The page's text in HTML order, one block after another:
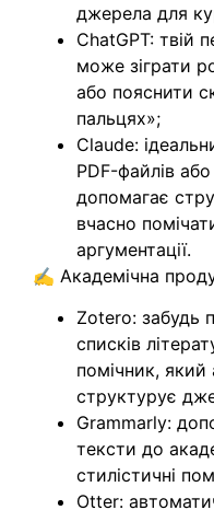
джерела для
ChatGPT: твій
може зіграти
або пояснити
пальцях»;
Claude:
PDF-файлів
допомагає
вчасно
аргументації.
✍️ Академічна
Zotero: забудь
списків
помічник,
структурує
Grammarly:
тексти до
стилістичні
Otter: